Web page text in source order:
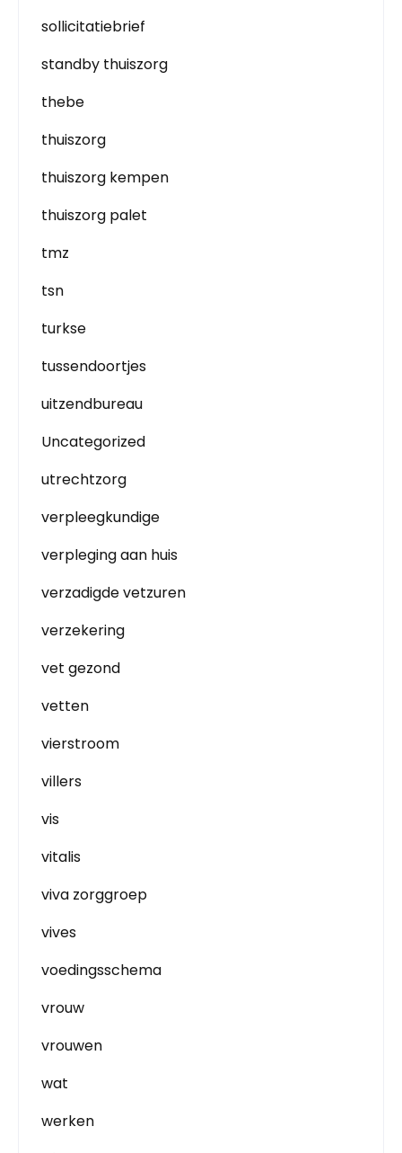
sollicitatiebrief
standby thuiszorg
thebe
thuiszorg
thuiszorg kempen
thuiszorg palet
tmz
tsn
turkse
tussendoortjes
uitzendbureau
Uncategorized
utrechtzorg
verpleegkundige
verpleging aan huis
verzadigde vetzuren
verzekering
vet gezond
vetten
vierstroom
villers
vis
vitalis
viva zorggroep
vives
voedingsschema
vrouw
vrouwen
wat
werken